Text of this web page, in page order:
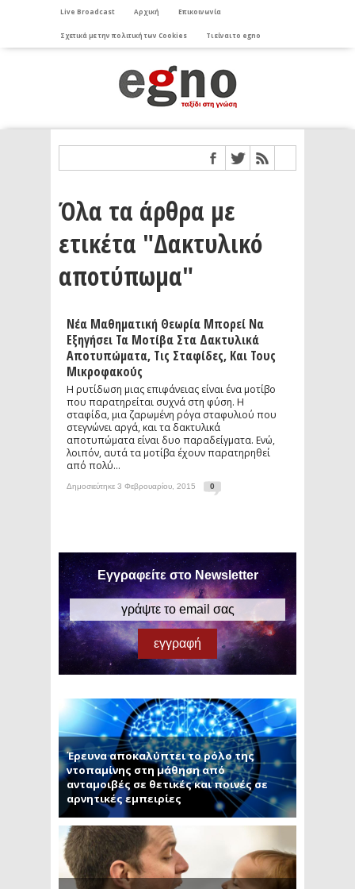
Live Broadcast Αρχική Επικοινωνία
Σχετικά με την πολιτική των Cookies Τι είναι το egno
Όλα τα άρθρα με
ετικέτα "Δακτυλικό
αποτύπωμα"
Νέα Μαθηματική Θεωρία Μπορεί Να
Εξηγήσει Τα Μοτίβα Στα Δακτυλικά
Αποτυπώματα, Τις Σταφίδες, Και Τους
Μικροφακούς
Η ρυτίδωση μιας επιφάνειας είναι ένα μοτίβο
που παρατηρείται συχνά στη φύση. Η
σταφίδα, μια ζαρωμένη ρόγα σταφυλιού που
στεγνώνει αργά, και τα δακτυλικά
αποτυπώματα είναι δυο παραδείγματα. Ενώ,
λοιπόν, αυτά τα μοτίβα έχουν παρατηρηθεί
από πολύ...
Δημοσιεύτηκε 3 Φεβρουαρίου, 2015 0
Εγγραφείτε στο Newsletter
Έρευνα αποκαλύπτει το ρόλο της
ντοπαμίνης στη μάθηση από
ανταμοιβές σε θετικές και ποινές σε
αρνητικές εμπειρίες